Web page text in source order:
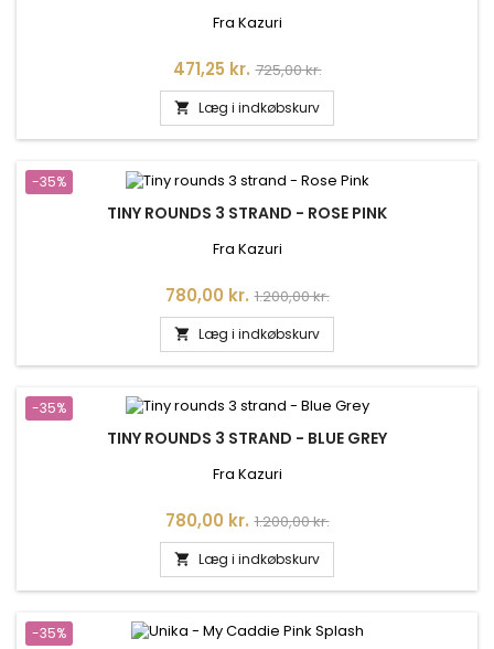
Fra Kazuri
Pris
471,25 kr. Normalpris
725,00 kr.
 Læg i indkøbskurv
-35%
TINY ROUNDS 3 STRAND - ROSE PINK
Fra Kazuri
Pris
780,00 kr. Normalpris
1.200,00 kr.
 Læg i indkøbskurv
-35%
TINY ROUNDS 3 STRAND - BLUE GREY
Fra Kazuri
Pris
780,00 kr. Normalpris
1.200,00 kr.
 Læg i indkøbskurv
-35%